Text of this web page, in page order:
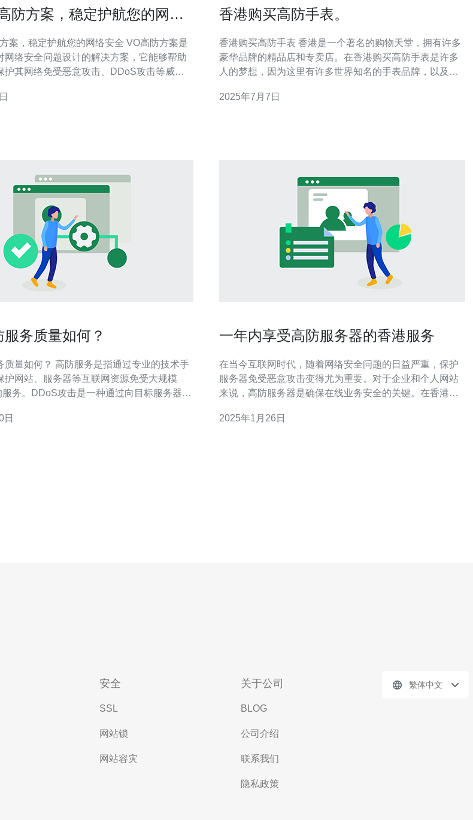
防方案，稳定护航您的网络
稳定护航您的网络安全 VO高防方案是
网络安全问题设计的解决方案，它能够帮助
护其网络免受恶意攻击、DDoS攻击等威
个国际化大都市，拥有
香港购买高防手表。
香港购买高防手表 香港是一个著名的购物天堂，拥有许多
豪华品牌的精品店和专卖店。在香港购买高防手表是许多
人的梦想，因为这里有许多世界知名的手表品牌，以及丰
适合自己的品牌。有许多知名手表品牌在香港拥有专卖
2025年7月7日
务质量如何？
务是指通过专业的技术手
护网站、服务器等互联网资源免受大规模
务。DDoS攻击是一种通过向目标服务器发
，保障网络安全。 香港作为亚洲重要
日
一年内享受高防服务器的香港服务
在当今互联网时代，随着网络安全问题的日益严重，保护
服务器免受恶意攻击变得尤为重要。对于企业和个人网站
来说，高防服务器是确保在线业务安全的关键。在香港，
定、可靠的网络环境，让用户在一年内享受高防服务器的
2025年1月26日
安全
SSL
网站锁
网站容灾
关于公司
BLOG
公司介绍
联系我们
隐私政策
繁体中文